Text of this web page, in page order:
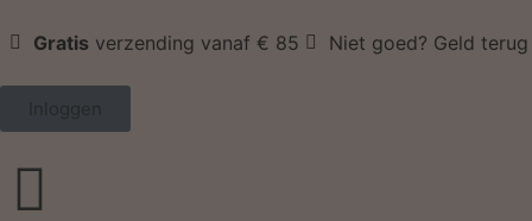
Gratis verzending vanaf € 85 Niet goed? Geld terug
Inloggen